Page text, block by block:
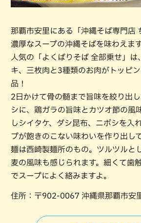
那覇市安里にある「沖縄そば専門店
濃厚なスープの沖縄そばを味わえます
人気の「よくばりそば 全部乗せ」は
キ、三枚肉と3種類のお肉がトッピ
品！
2日かけて骨の髄まで旨味を絞り出
シに、鶏ガラの旨味とカツオ節の風
しシイタケ、ダシ昆布、ニボシを入
プが飽きのこない味わいを作り出し
麺は西崎製麺所のもの。ツルツルと
麦の風味も感じられます。細くて歯
でスープによく絡みますよ。
住所：〒902-0067 沖縄県那覇市安